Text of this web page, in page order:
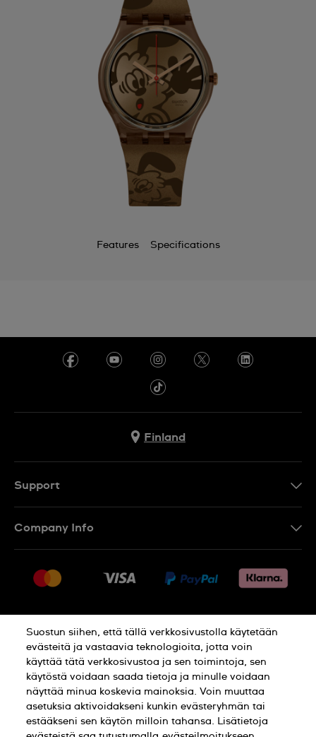
Features Specifications
Finland
Support
Palautukset
Myyntiehdot
Withdraw from contract
Company Info
Jobs
Privacy Policy Cookie Notice
Terms of use
Suostun siihen, että tällä verkkosivustolla käytetään
evästeitä ja vastaavia teknologioita, jotta voin
käyttää tätä verkkosivustoa ja sen toimintoja, sen
käytöstä voidaan saada tietoja ja minulle voidaan
näyttää minua koskevia mainoksia. Voin muuttaa
asetuksia aktivoidakseni kunkin evästeryhmän tai
estääkseni sen käytön milloin tahansa. Lisätietoja